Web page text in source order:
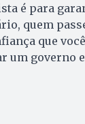
é para
quem
que
um governo